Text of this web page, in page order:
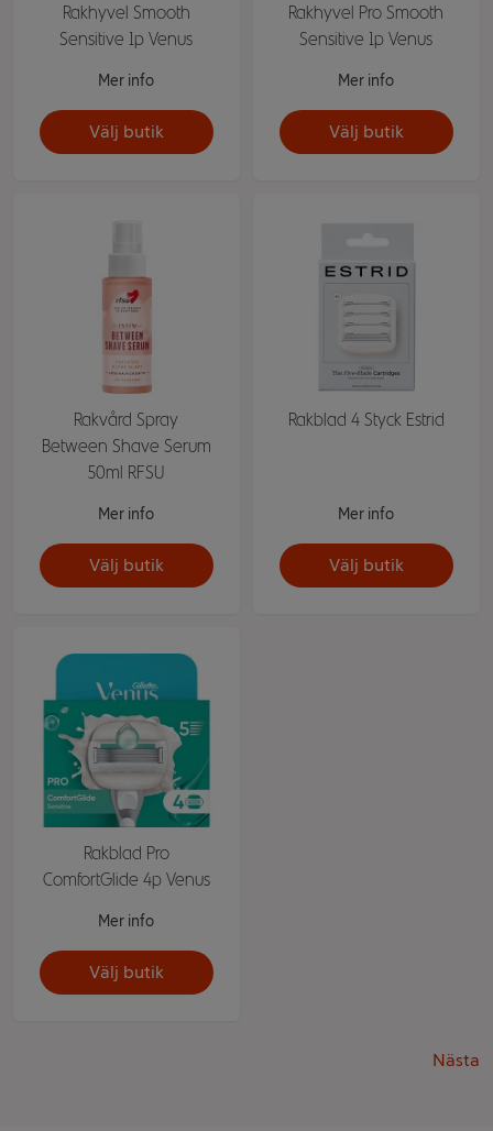
Rakhyvel Smooth
Sensitive 1p Venus
Mer info
Välj butik
Rakhyvel Pro Smooth
Sensitive 1p Venus
Mer info
Välj butik
Rakvård Spray
Between Shave Serum
50ml RFSU
Mer info
Välj butik
Rakblad 4 Styck Estrid
Mer info
Välj butik
Rakblad Pro
ComfortGlide 4p Venus
Mer info
Välj butik
Nästa